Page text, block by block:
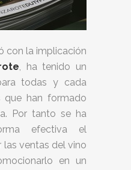
con la implicación
, ha tenido un
todas y cada
que han formado
Por tanto se ha
efectiva el
ventas del vino
en un